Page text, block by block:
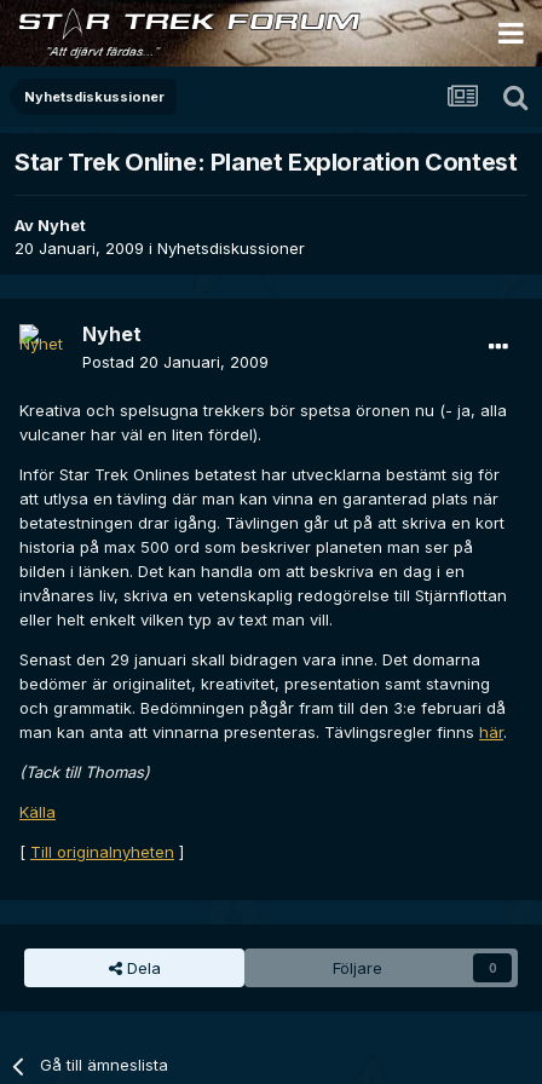
Nyhetsdiskussioner
Star Trek Online: Planet Exploration Contest
Av Nyhet
20 Januari, 2009 i Nyhetsdiskussioner
Nyhet
Postad 20 Januari, 2009
Kreativa och spelsugna trekkers bör spetsa öronen nu (- ja, alla
vulcaner har väl en liten fördel).
Inför Star Trek Onlines betatest har utvecklarna bestämt sig för
att utlysa en tävling där man kan vinna en garanterad plats när
betatestningen drar igång. Tävlingen går ut på att skriva en kort
historia på max 500 ord som beskriver planeten man ser på
bilden i länken. Det kan handla om att beskriva en dag i en
invånares liv, skriva en vetenskaplig redogörelse till Stjärnflottan
eller helt enkelt vilken typ av text man vill.
Senast den 29 januari skall bidragen vara inne. Det domarna
bedömer är originalitet, kreativitet, presentation samt stavning
och grammatik. Bedömningen pågår fram till den 3:e februari då
man kan anta att vinnarna presenteras. Tävlingsregler finns här.
(Tack till Thomas)
Källa
[ Till originalnyheten ]
Dela Följare 0
Gå till ämneslista